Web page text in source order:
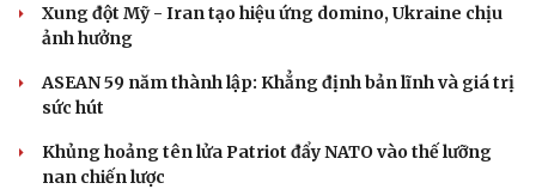
Xung đột Mỹ - Iran tạo hiệu ứng domino, Ukraine chịu
ảnh hưởng
ASEAN 59 năm thành lập: Khẳng định bản lĩnh và giá trị
sức hút
Khủng hoảng tên lửa Patriot đẩy NATO vào thế lưỡng
nan chiến lược